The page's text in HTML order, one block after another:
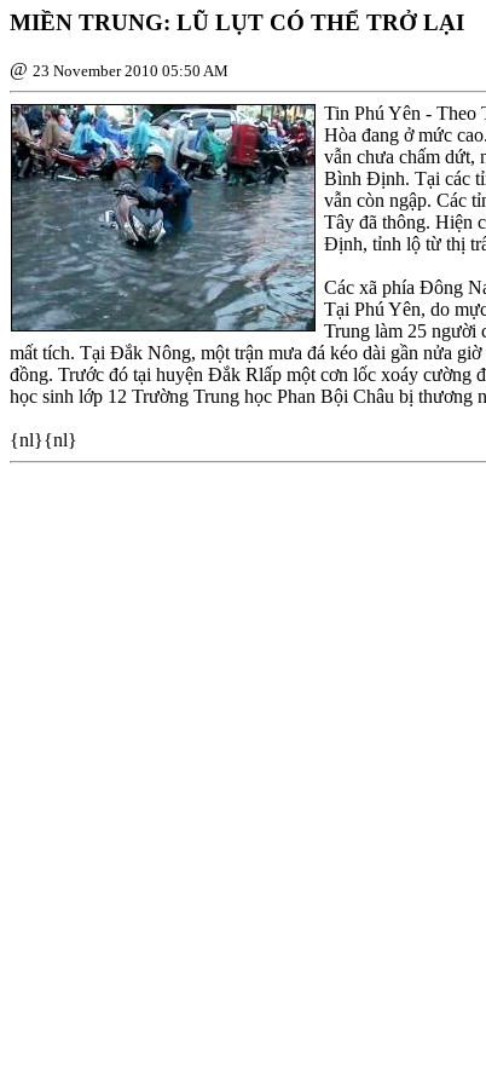
MIỀN TRUNG: LŨ LỤT CÓ THỂ TRỞ LẠI
@ 23 November 2010 05:50 AM
Tin Phú Yên - Theo
Hòa đang ở mức
vẫn chưa chấm dứt,
Bình Ðịnh. Tại các
vẫn còn ngập. Các
Tây đã thông. Hiện
Ðịnh, tỉnh lộ từ thị
Các xã phía Ðông
Tại Phú Yên, do
Trung làm 25 người
mất tích. Tại Ðắk Nông, một trận mưa đá kéo dài gần nửa
đồng. Trước đó tại huyện Ðắk Rlấp một cơn lốc xoáy cường
học sinh lớp 12 Trường Trung học Phan Bội Châu bị thương
{nl}{nl}